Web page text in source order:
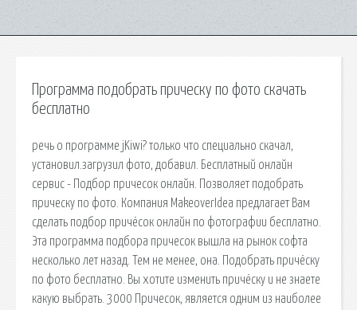
Программа подобрать прическу по фото скачать
бесплатно
речь о программе jKiwi? только что специально скачал,
установил.загрузил фото, добавил. Бесплатный онлайн
сервис - Подбор причесок онлайн. Позволяет подобрать
прическу по фото. Компания MakeoverIdea предлагает Вам
сделать подбор причёсок онлайн по фотографии бесплатно.
Эта программа подбора причесок вышла на рынок софта
несколько лет назад. Тем не менее, она. Подобрать причёску
по фото бесплатно. Вы хотите изменить причёску и не знаете
какую выбрать. 3000 Причесок, является одним из наиболее